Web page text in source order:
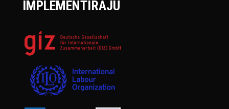
IMPLEMENTIRAJU